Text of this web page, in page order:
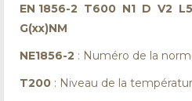
EN 1856-2 T600 N1 D V2
G(xx)NM
NE1856-2 : Numéro de la
T200 : Niveau de la